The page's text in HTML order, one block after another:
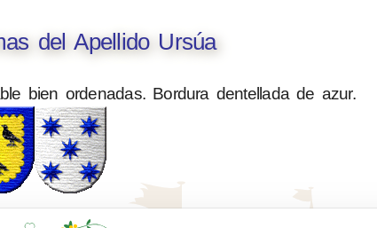
del Apellido Ursúa
bien ordenadas. Bordura dentellada de azur.